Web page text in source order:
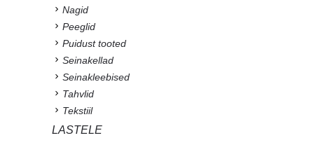
Nagid
Peeglid
Puidust tooted
Seinakellad
Seinakleebised
Tahvlid
Tekstiil
LASTELE